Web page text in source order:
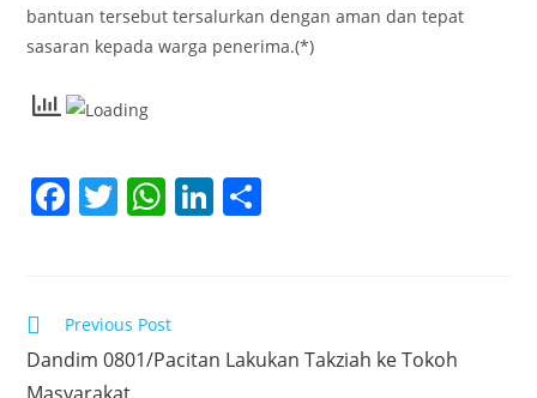
bantuan tersebut tersalurkan dengan aman dan tepat
sasaran kepada warga penerima.(*)
F
e
b
T
er
W
s
A
Li
dI
Read
articles
Previous Post
Dandim 0801/Pacitan Lakukan Takziah ke Tokoh